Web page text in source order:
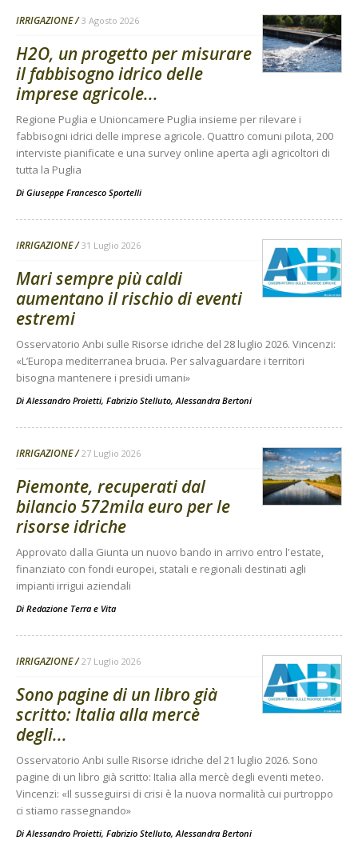
IRRIGAZIONE 3 Agosto 2026
H2O, un progetto per misurare
il fabbisogno idrico delle
imprese agricole...
Regione Puglia e Unioncamere Puglia insieme per rilevare i
fabbisogni idrici delle imprese agricole. Quattro comuni pilota, 200
interviste pianificate e una survey online aperta agli agricoltori di
tutta la Puglia
Di Giuseppe Francesco Sportelli
IRRIGAZIONE 31 Luglio 2026
Mari sempre più caldi
aumentano il rischio di eventi
estremi
Osservatorio Anbi sulle Risorse idriche del 28 luglio 2026. Vincenzi:
«L’Europa mediterranea brucia. Per salvaguardare i territori
bisogna mantenere i presidi umani»
DiAlessandro Proietti, Fabrizio Stelluto, Alessandra Bertoni
IRRIGAZIONE 27 Luglio 2026
Piemonte, recuperati dal
bilancio 572mila euro per le
risorse idriche
Approvato dalla Giunta un nuovo bando in arrivo entro l'estate,
finanziato con fondi europei, statali e regionali destinati agli
impianti irrigui aziendali
Di Redazione Terra e Vita
IRRIGAZIONE 27 Luglio 2026
Sono pagine di un libro già
scritto: Italia alla mercè
degli...
Osservatorio Anbi sulle Risorse idriche del 21 luglio 2026. Sono
pagine di un libro già scritto: Italia alla mercè degli eventi meteo.
Vincenzi: «Il susseguirsi di crisi è la nuova normalità cui purtroppo
ci stiamo rassegnando»
DiAlessandro Proietti, Fabrizio Stelluto, Alessandra Bertoni